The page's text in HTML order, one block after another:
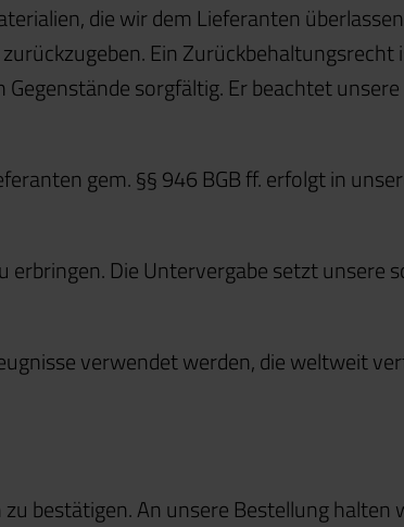
die wir dem Lieferanten
Ein Zurückbehaltungsrecht
sorgfältig. Er beachtet unsere
gem. §§ 946 BGB ff. erfolgt in
Die Untervergabe setzt unsere
verwendet werden, die weltweit
bestätigen. An unsere Bestellung halten